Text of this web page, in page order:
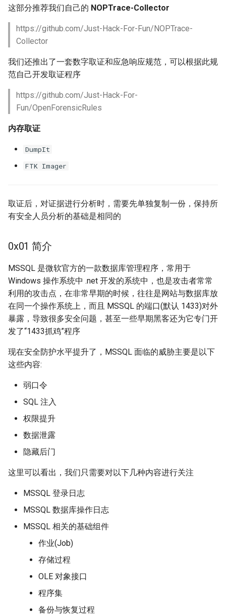
3. 删除作业
0x08 函数排查
0x10 其他内容
这部分推荐我们自己的 NOPTrace-Collector
https://github.com/Just-Hack-For-Fun/NOPTrace-
Collector
我们还推出了一套数字取证和应急响应规范，可以根据此规
范自己开发取证程序
https://github.com/Just-Hack-For-
Fun/OpenForensicRules
内存取证
DumpIt
FTK Imager
取证后，对证据进行分析时，需要先单独复制一份，保持所
有安全人员分析的基础是相同的
0x01 简介
MSSQL 是微软官方的一款数据库管理程序，常用于
Windows 操作系统中 .net 开发的系统中，也是攻击者常常
利用的攻击点，在非常早期的时候，往往是网站与数据库放
在同一个操作系统上，而且 MSSQL 的端口(默认 1433)对外
暴露，导致很多安全问题，甚至一些早期黑客还为它专门开
发了“1433抓鸡”程序
现在安全防护水平提升了，MSSQL 面临的威胁主要是以下
这些内容:
弱口令
SQL 注入
权限提升
数据泄露
隐藏后门
这里可以看出，我们只需要对以下几种内容进行关注
MSSQL 登录日志
MSSQL 数据库操作日志
MSSQL 相关的基础组件
作业(Job)
存储过程
OLE 对象接口
程序集
备份与恢复过程